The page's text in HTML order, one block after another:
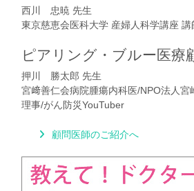
西川 忠暁 先生
東京慈恵会医科大学 産婦人科学講座
ピアリング・ブルー医療
押川 勝太郎 先生
宮﨑善仁会病院腫瘍内科医/NPO法人宮
理事/がん防災YouTuber
顧問医師のご紹介へ